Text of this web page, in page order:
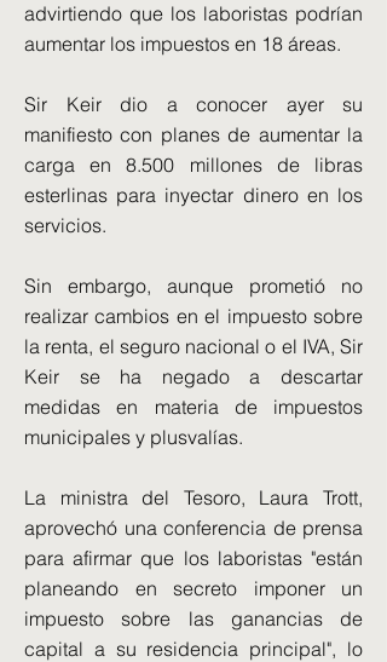
advirtiendo que los laboristas podrían
aumentar los impuestos en 18 áreas.
Sir Keir dio a conocer ayer su
manifiesto con planes de aumentar la
carga en 8.500 millones de libras
esterlinas para inyectar dinero en los
servicios.
Sin embargo, aunque prometió no
realizar cambios en el impuesto sobre
la renta, el seguro nacional o el IVA, Sir
Keir se ha negado a descartar
medidas en materia de impuestos
municipales y plusvalías.
La ministra del Tesoro, Laura Trott,
aprovechó una conferencia de prensa
para afirmar que los laboristas "están
planeando en secreto imponer un
impuesto sobre las ganancias de
capital a su residencia principal", lo